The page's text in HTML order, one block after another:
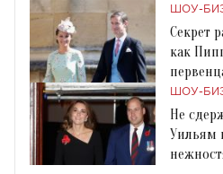
ШОУ-
Секрет
как
ШОУ-
Не
Уильям